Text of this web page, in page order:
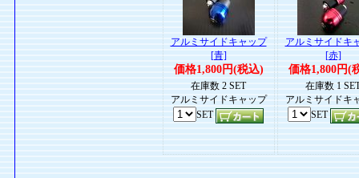
アルミサイドキャップ
[青]
価格1,800円(税込)
在庫数 2 SET
アルミサイドキャップ
SET
アルミサイドキ
[赤]
価格1,800円(
在庫数 1
アルミサイドキ
SET